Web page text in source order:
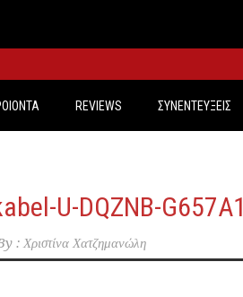
REVIEWS ΣΥΝΕΝΤΕΥΞΕΙΣ
U-DQZNB-G657A1
: Χριστίνα Χατζημανώλη